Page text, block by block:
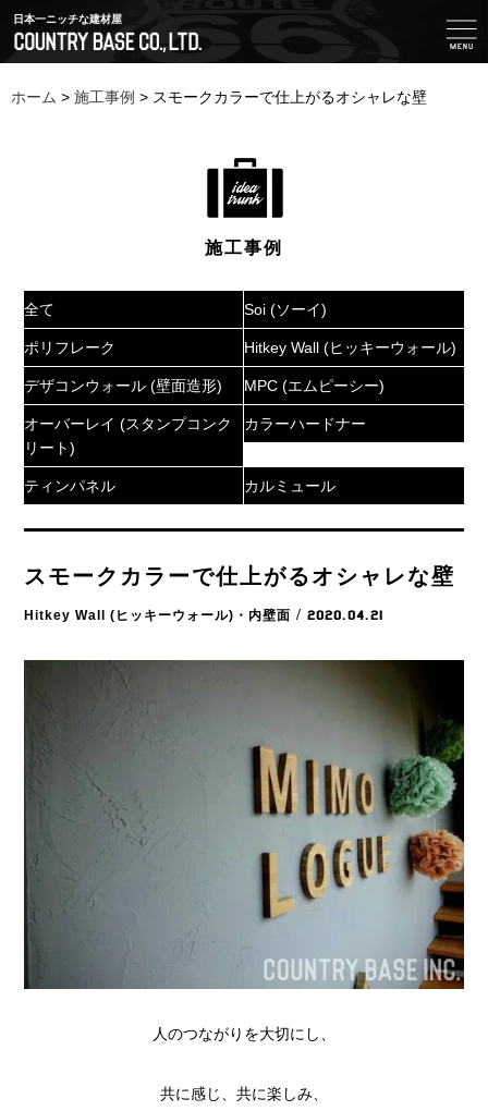
日本一ニッチな建材屋
ホーム > 施工事例 > スモークカラーで仕上がるオシャレな壁
施工事例
全て Soi (ソーイ)
ポリフレーク Hitkey Wall (ヒッキーウォール)
デザコンウォール (壁面造形) MPC (エムピーシー)
オーバーレイ (スタンプコンク
リート)
カラーハードナー
ティンパネル カルミュール
スモークカラーで仕上がるオシャレな壁
Hitkey Wall (ヒッキーウォール)・内壁面 / 2020.04.21
人のつながりを大切にし、
共に感じ、共に楽しみ、